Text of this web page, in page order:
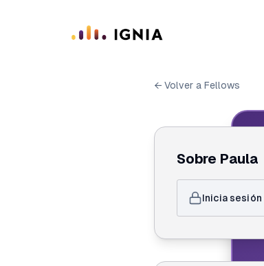
← Volver a Fellows
Sobre Paula
Inicia sesión